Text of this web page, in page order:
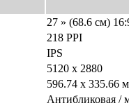
27 » (68.6 см)
218 PPI
IPS
5120 х 2880
596.74 x 335.66
Антибликовая /